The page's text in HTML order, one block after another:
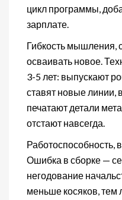
цикл программы,
зарплате.
Гибкость мышления,
осваивать новое.
3-5 лет: выпускают
ставят новые линии,
печатают детали
отстают навсегда.
Работоспособность,
Ошибка в сборке —
негодование
меньше косяков, тем